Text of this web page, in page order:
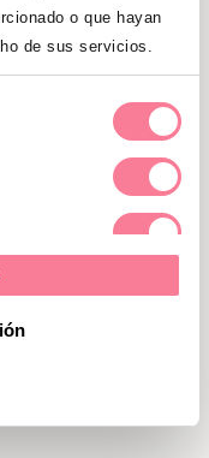
o que hayan
de sus servicios.
de higiene
2024